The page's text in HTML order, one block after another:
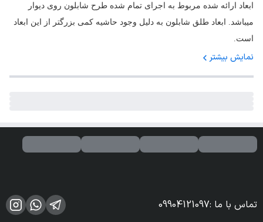
ابعاد ارائه شده مربوط به اجرای تمام شده طرح شابلون روی دیوار
میباشد. ابعاد طلق شابلون به دلیل وجود حاشیه کمی بزرگتر از این ابعاد
است.
نمایش بیشتر
تماس با ما :
09904121097